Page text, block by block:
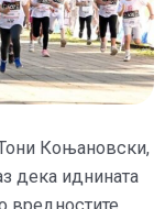
Коњановски,
дека иднината
вредностите